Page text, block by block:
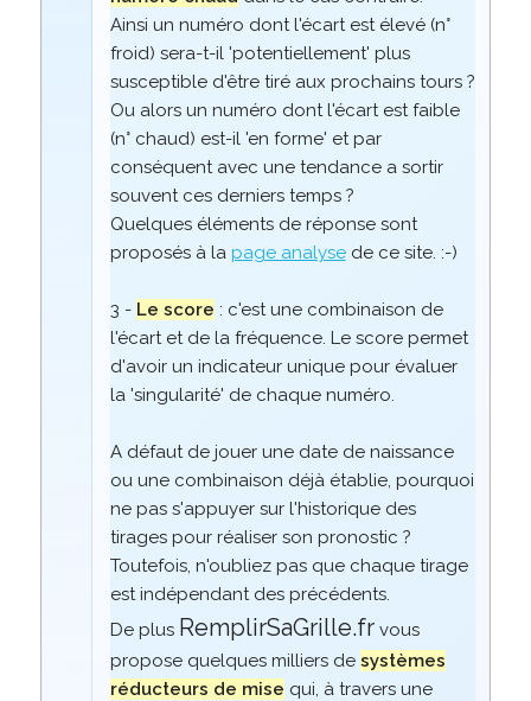
Ainsi un numéro dont l'écart est élevé (n°
froid) sera-t-il 'potentiellement' plus
susceptible d'être tiré aux prochains tours ?
Ou alors un numéro dont l'écart est faible
(n° chaud) est-il 'en forme' et par
conséquent avec une tendance a sortir
souvent ces derniers temps ?
Quelques éléments de réponse sont
proposés à la page analysede ce site. :-)
3 - Le score : c'est une combinaison de
l'écart et de la fréquence. Le score permet
d'avoir un indicateur unique pour évaluer
la 'singularité' de chaque numéro.
A défaut de jouer une date de naissance
ou une combinaison déjà établie, pourquoi
ne pas s'appuyer sur l'historique des
tirages pour réaliser son pronostic ?
Toutefois, n'oubliez pas que chaque tirage
est indépendant des précédents.
De plus RemplirSaGrille.frvous
propose quelques milliers de systèmes
réducteurs de mise qui, à travers une